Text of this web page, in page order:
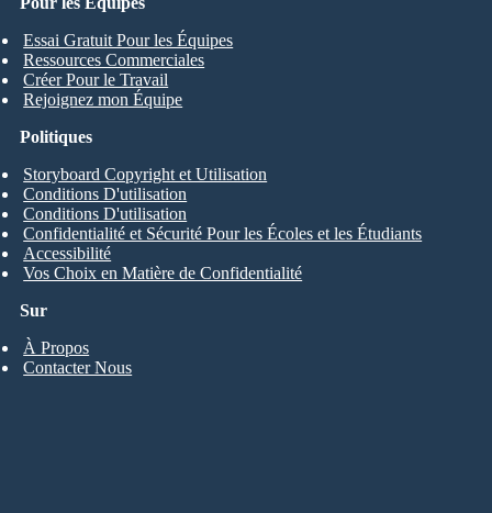
Essai Gratuit Pour les Équipes
Ressources Commerciales
Créer Pour le Travail
Rejoignez mon Équipe
Sur
À Propos
Contacter Nous
Politiques
Storyboard Copyright et Utilisation
Conditions D'utilisation
Conditions D'utilisation
Confidentialité et Sécurité Pour les Écoles et les Étudiants
Accessibilité
Vos Choix en Matière de Confidentialité